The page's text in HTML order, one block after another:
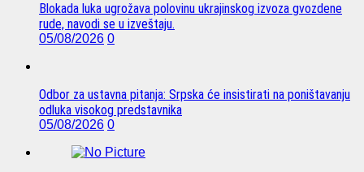
Blokada luka ugrožava polovinu ukrajinskog izvoza gvozdene
rude, navodi se u izveštaju.
05/08/2026 0
Odbor za ustavna pitanja: Srpska će insistirati na poništavanju
odluka visokog predstavnika
05/08/2026 0